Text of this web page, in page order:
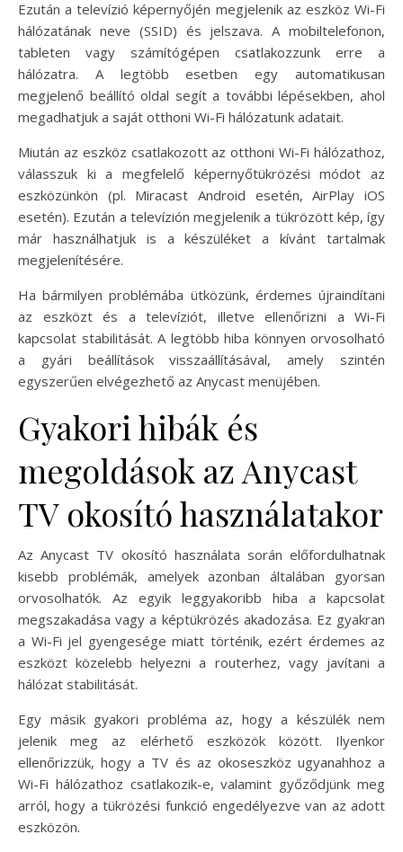
Ezután a televízió képernyőjén megjelenik az eszköz Wi-Fi
hálózatának neve (SSID) és jelszava. A mobiltelefonon,
tableten vagy számítógépen csatlakozzunk erre a
hálózatra. A legtöbb esetben egy automatikusan
megjelenő beállító oldal segít a további lépésekben, ahol
megadhatjuk a saját otthoni Wi-Fi hálózatunk adatait.
Miután az eszköz csatlakozott az otthoni Wi-Fi hálózathoz,
válasszuk ki a megfelelő képernyőtükrözési módot az
eszközünkön (pl. Miracast Android esetén, AirPlay iOS
esetén). Ezután a televízión megjelenik a tükrözött kép, így
már használhatjuk is a készüléket a kívánt tartalmak
megjelenítésére.
Ha bármilyen problémába ütközünk, érdemes újraindítani
az eszközt és a televíziót, illetve ellenőrizni a Wi-Fi
kapcsolat stabilitását. A legtöbb hiba könnyen orvosolható
a gyári beállítások visszaállításával, amely szintén
egyszerűen elvégezhető az Anycast menüjében.
Gyakori hibák és
megoldások az Anycast
TV okosító használatakor
Az Anycast TV okosító használata során előfordulhatnak
kisebb problémák, amelyek azonban általában gyorsan
orvosolhatók. Az egyik leggyakoribb hiba a kapcsolat
megszakadása vagy a képtükrözés akadozása. Ez gyakran
a Wi-Fi jel gyengesége miatt történik, ezért érdemes az
eszközt közelebb helyezni a routerhez, vagy javítani a
hálózat stabilitását.
Egy másik gyakori probléma az, hogy a készülék nem
jelenik meg az elérhető eszközök között. Ilyenkor
ellenőrizzük, hogy a TV és az okoseszköz ugyanahhoz a
Wi-Fi hálózathoz csatlakozik-e, valamint győződjünk meg
arról, hogy a tükrözési funkció engedélyezve van az adott
eszközön.